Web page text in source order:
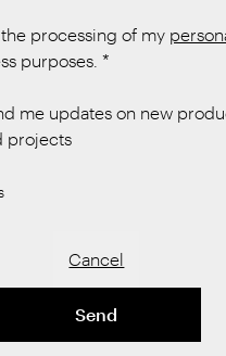
processing of my
purposes. *
me updates on new
projects
Cancel
Send